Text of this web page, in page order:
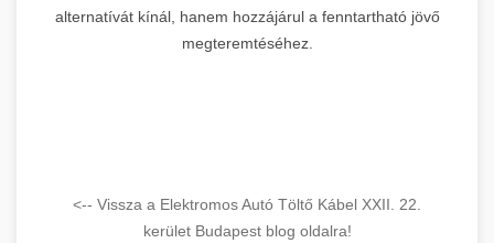
alternatívát kínál, hanem hozzájárul a fenntartható jövő
megteremtéséhez.
<-- Vissza a Elektromos Autó Töltő Kábel XXII. 22.
kerület Budapest blog oldalra!